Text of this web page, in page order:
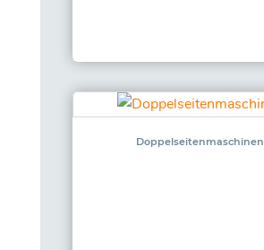
Doppelseitenmaschinen